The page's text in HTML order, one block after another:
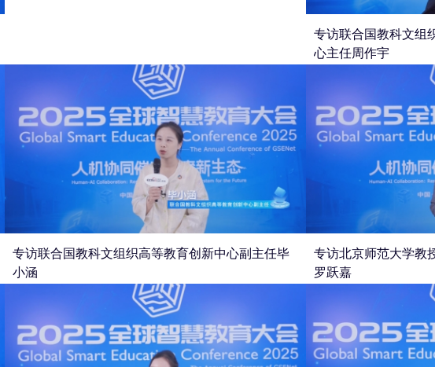
专访联合国教科文组
心主任周作宇
专访联合国教科文组织高等教育创新中心副主任毕
小涵
专访北京师范大学教
罗跃嘉